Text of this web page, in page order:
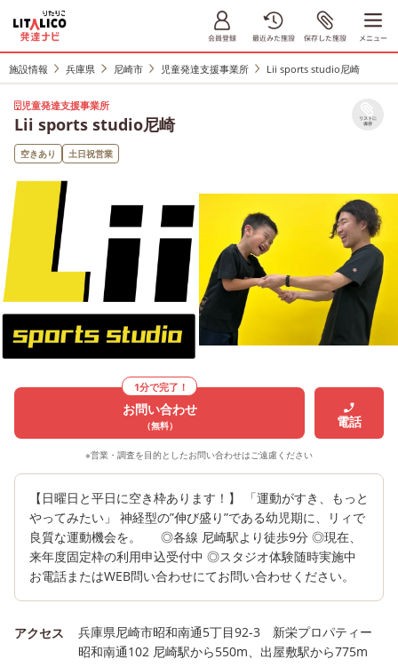
施設情報 兵庫県 尼崎市 児童発達支援事業所 Lii sports studio尼崎
児童発達支援事業所
Lii sports studio尼崎 リストに
保存
空きあり 土日祝営業
1分で完了！
お問い合わせ
（無料） 電話
※営業・調査を目的としたお問い合わせはご遠慮ください
【日曜日と平日に空き枠あります！】 「運動がすき、もっと
やってみたい」 神経型の”伸び盛り”である幼児期に、リィで
良質な運動機会を。 ◎各線 尼崎駅より徒歩9分 ◎現在、
来年度固定枠の利用申込受付中 ◎スタジオ体験随時実施中
お電話またはWEB問い合わせにてお問い合わせください。
アクセス
兵庫県尼崎市昭和南通5丁目92-3 新栄プロパティー
昭和南通102 尼崎駅から550m、出屋敷駅から775m